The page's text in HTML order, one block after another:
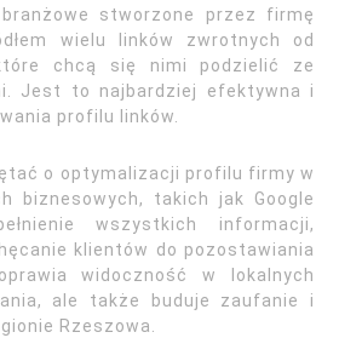
stworzone przez firmę
wielu linków zwrotnych od
chcą się nimi podzielić ze
Jest to najbardziej efektywna i
profilu linków.
o optymalizacji profilu firmy w
biznesowych, takich jak Google
wszystkich informacji,
klientów do pozostawiania
widoczność w lokalnych
ale także buduje zaufanie i
Rzeszowa.